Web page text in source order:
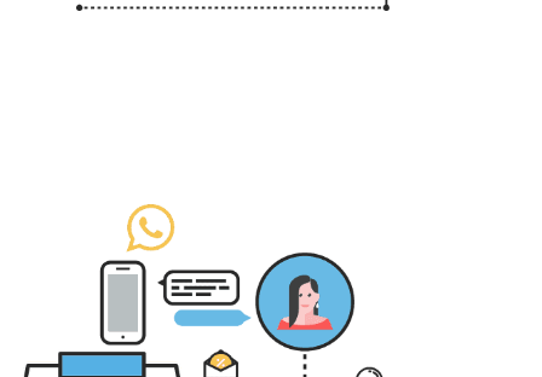
Software Para Manejo De Inventarios
Soluciones SaaS híbridas
Soporte de expertos